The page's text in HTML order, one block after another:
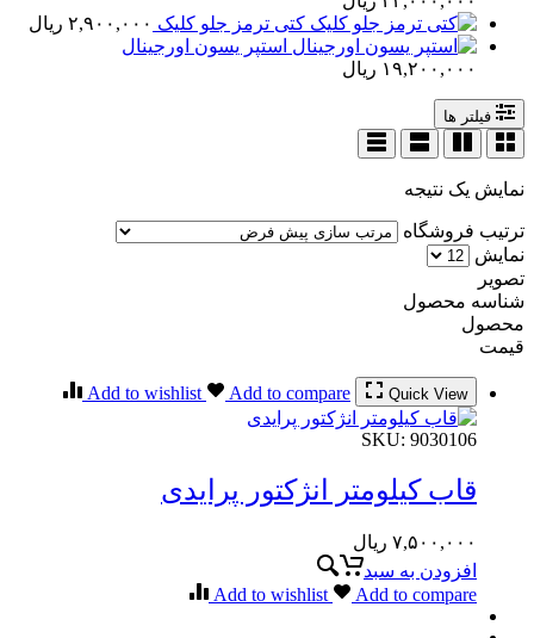
کتی ترمز جلو کلیک ۲,۹۰۰,۰۰۰ ریال
استپر یسون اورجینال
۱۹,۲۰۰,۰۰۰ ریال
فیلتر ها
نمایش یک نتیجه
ترتیب فروشگاه
نمایش
تصویر
شناسه محصول
محصول
قیمت
Quick View
Add to wishlist Add to compare
SKU: 9030106
قاب کیلومتر انژکتور پرایدی
۷,۵۰۰,۰۰۰ ریال
افزودن به سبد
Add to wishlist
Add to compare